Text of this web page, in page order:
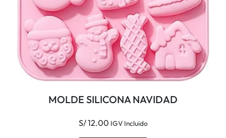
MOLDE SILICONA NAVIDAD
S/12.00 IGV Incluido